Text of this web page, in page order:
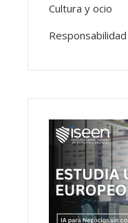
Cultura y ocio